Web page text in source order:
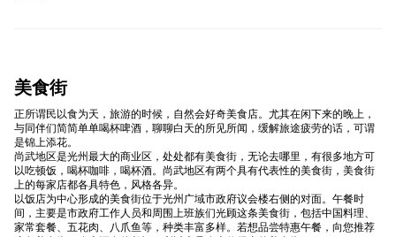
美食街
正所谓民以食为天，旅游的时候，自然会好奇美食店。尤其在闲下来的晚上，
与同伴们简简单单喝杯啤酒，聊聊白天的所见所闻，缓解旅途疲劳的话，可谓
是锦上添花。
尚武地区是光州最大的商业区，处处都有美食街，无论去哪里，有很多地方可
以吃顿饭，喝杯咖啡，喝杯酒。尚武地区有两个具有代表性的美食街，美食街
上的每家店都各具特色，风格各异。
以饭店为中心形成的美食街位于光州广域市政府议会楼右侧的对面。午餐时
间，主要是市政府工作人员和周围上班族们光顾这条美食街，包括中国料理、
家常套餐、五花肉、八爪鱼等，种类丰富多样。若想品尝特惠午餐，向您推荐